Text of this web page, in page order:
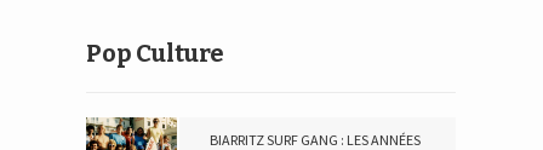
Pop Culture
BIARRITZ SURF GANG : LES ANNÉES